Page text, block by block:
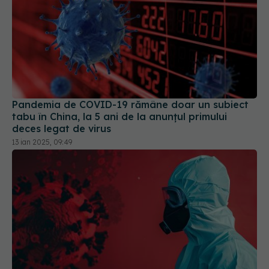
Pandemia de COVID-19 rămâne doar un subiect
tabu în China, la 5 ani de la anunțul primului
deces legat de virus
13 ian 2025, 09:49
Noua tulpină COVID determină creșteri ale